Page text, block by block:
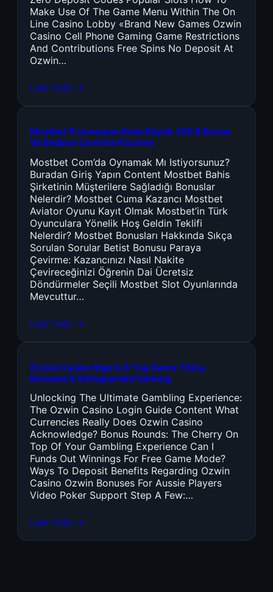
Make Use Of The Game Menu Within The On
Line Casino Lobby «Brand New Games Ozwin
Casino Cell Phone Gaming Game Restrictions
And Contributions Free Spins No Deposit At
Ozwin…
Leer más →
Mostbet Promosyon Kodu Büyük 300 $ Bonus
Ve Bedava Çevirme Kazanın
Mostbet Com’da Oynamak Mı Istiyorsunuz?
Buradan Giriş Yapın Content Mostbet Bahis
Şirketinin Müşterilere Sağladığı Bonuslar
Nelerdir? Mostbet Cuma Kazancı Mostbet
Aviator Oyunu Kayıt Olmak Mostbet’in Türk
Oyunculara Yönelik Hoş Geldin Teklifi
Nelerdir? Mostbet Bonusları Hakkında Sıkça
Sorulan Sorular Betist Bonusu Paraya
Çevirme: Kazancınızı Nasıl Nakite
Çevireceğinizi Öğrenin Dai Ücretsiz
Döndürmeler Seçili Mostbet Slot Oyunlarında
Mevcuttur…
Leer más →
Ozwin Casino Sign In ᐉ Top Game Titles,
Bonuses & Safeguarded Gaming
Unlocking The Ultimate Gambling Experience:
The Ozwin Casino Login Guide Content What
Currencies Really Does Ozwin Casino
Acknowledge? Bonus Rounds: The Cherry On
Top Of Your Gambling Experience Can I
Funds Out Winnings For Free Game Mode?
Ways To Deposit Benefits Regarding Ozwin
Casino Ozwin Bonuses For Aussie Players
Video Poker Support Step A Few:…
Leer más →